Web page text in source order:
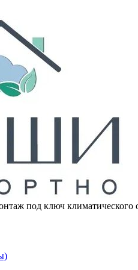
под ключ климатического